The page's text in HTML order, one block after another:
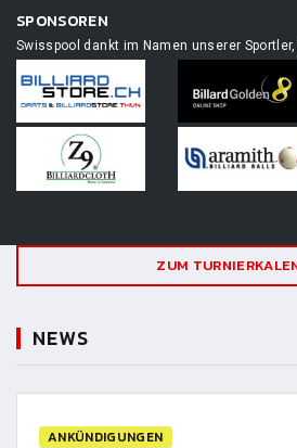
SPONSOREN
Swisspool dankt im Namen unserer
ZUM
NEWS
ANKÜNDIGUNGEN